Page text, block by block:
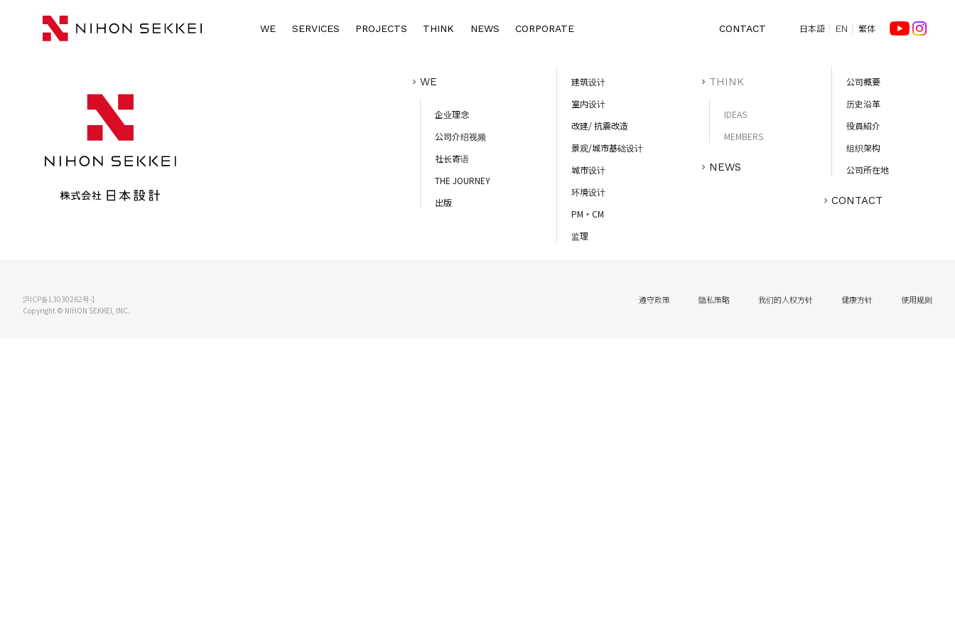
WE SERVICES PROJECTS THINK NEWS CORPORATE CONTACT 日本語 EN 繁体
WE
企业理念
公司介绍视频
社长寄语
THE JOURNEY
出版
建筑设计
室内设计
改建/ 抗震改造
景观/城市基础设计
城市设计
环境设计
PM・CM
监理
THINK
IDEAS
MEMBERS
NEWS
公司概要
历史沿革
役員紹介
组织架构
公司所在地
CONTACT
沪ICP备13030262号-1
Copyright © NIHON SEKKEI, INC.
遵守政策 隐私策略 我们的人权方针 健康方针 使用规则